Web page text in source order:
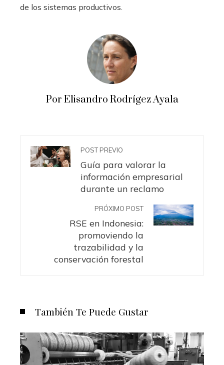
de los sistemas productivos.
Por Elisandro Rodrígez Ayala
POST PREVIO
Guía para valorar la
información empresarial
durante un reclamo
PRÓXIMO POST
RSE en Indonesia:
promoviendo la
trazabilidad y la
conservación forestal
También Te Puede Gustar